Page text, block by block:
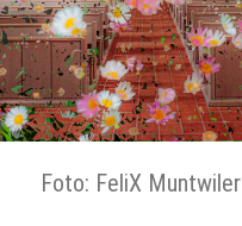
Foto: FeliX Muntwiler